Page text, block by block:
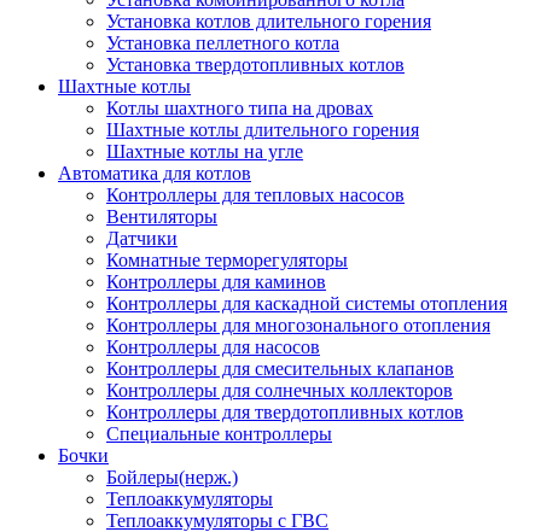
Установка котлов длительного горения
Установка пеллетного котла
Установка твердотопливных котлов
Шахтные котлы
Котлы шахтного типа на дровах
Шахтные котлы длительного горения
Шахтные котлы на угле
Автоматика для котлов
Контроллеры для тепловых насосов
Вентиляторы
Датчики
Комнатные терморегуляторы
Контроллеры для каминов
Контроллеры для каскадной системы отопления
Контроллеры для многозонального отопления
Контроллеры для насосов
Контроллеры для смесительных клапанов
Контроллеры для солнечных коллекторов
Контроллеры для твердотопливных котлов
Специальные контроллеры
Бочки
Бойлеры(нерж.)
Теплоаккумуляторы
Теплоаккумуляторы с ГВС